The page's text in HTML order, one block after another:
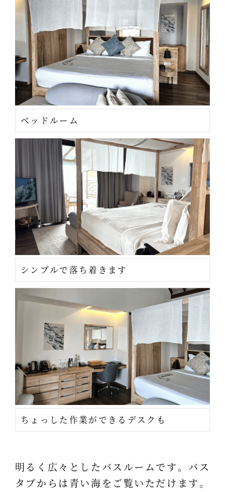
ベッドルーム
シンプルで落ち着きます
ちょっした作業ができるデスクも
明るく広々としたバスルームです。バス
タブからは青い海をご覧いただけます。